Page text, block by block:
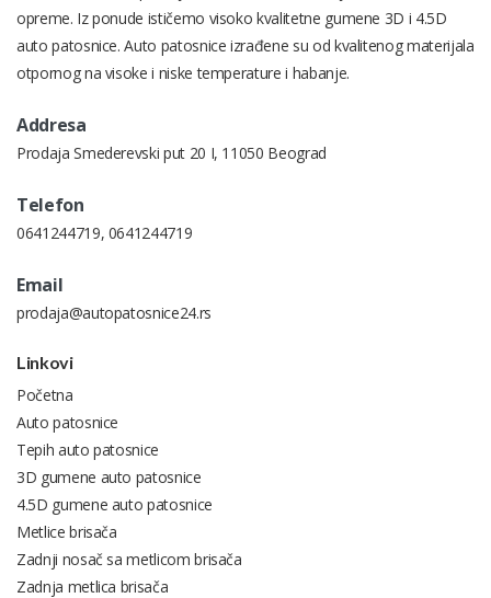
opreme. Iz ponude ističemo visoko kvalitetne gumene 3D i 4.5D
auto patosnice. Auto patosnice izrađene su od kvalitenog materijala
otpornog na visoke i niske temperature i habanje.
Addresa
Prodaja Smederevski put 20 I, 11050 Beograd
Telefon
0641244719, 0641244719
Email
prodaja@autopatosnice24.rs
Linkovi
Početna
Auto patosnice
Tepih auto patosnice
3D gumene auto patosnice
4.5D gumene auto patosnice
Metlice brisača
Zadnji nosač sa metlicom brisača
Zadnja metlica brisača